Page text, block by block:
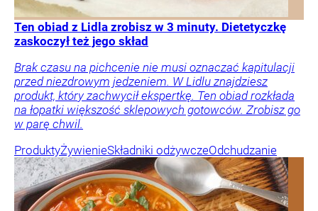
Ten obiad z Lidla zrobisz w 3 minuty. Dietetyczkę
zaskoczył też jego skład
Brak czasu na pichcenie nie musi oznaczać kapitulacji
przed niezdrowym jedzeniem. W Lidlu znajdziesz
produkt, który zachwycił ekspertkę. Ten obiad rozkłada
na łopatki większość sklepowych gotowców. Zrobisz go
w parę chwil.
ProduktyŻywienieSkładniki odżywczeOdchudzanie